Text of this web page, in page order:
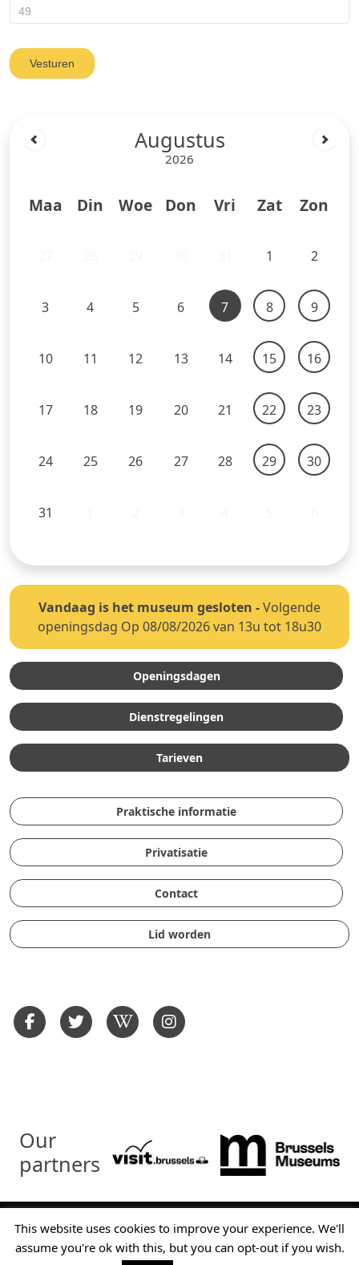
Augustus
2026
Maa Din Woe Don Vri Zat Zon
1 2
3 4 5 6 7 8 9
10 11 12 13 14 15 16
17 18 19 20 21 22 23
24 25 26 27 28 29 30
31
Vandaag is het museum gesloten -Volgende
openingsdag Op 08/08/2026 van 13u tot 18u30
Openingsdagen
Dienstregelingen
Tarieven
Praktische informatie
Privatisatie
Contact
Lid worden
Our
partners
© Museum voor het Stedelijk Vervoer te Brussel - 2026 - Alle
rechten voorbehouden
Contact
Wettelijke informatie
This website uses cookies to improve your experience. We'll
assume you're ok with this, but you can opt-out if you wish.